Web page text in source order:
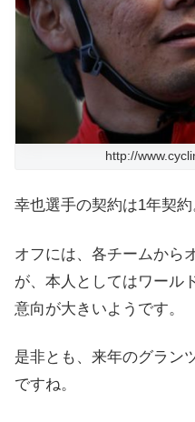
http://
幸也選手の契約は1年契約
オフには、各チームから
が、本人としてはワール
意向が大きいようです。
是非とも、来年のグラン
ですね。